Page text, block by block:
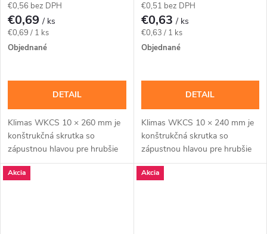
€0,56 bez DPH
€0,69/ ks
Jednotková
cena:
€0,69 / 1 ks
Objednané
DETAIL
Klimas WKCS 10 × 260 mm je
konštrukčná skrutka so
zápustnou hlavou pre hrubšie
trámy, krokvy a viacvrstvové
drevené zostavy, kde má hlava
€0,51 bez DPH
€0,63/ ks
Jednotková
cena:
€0,63 / 1 ks
Objednané
DETAIL
Klimas WKCS 10 × 240 mm je
konštrukčná skrutka so
zápustnou hlavou pre hrubšie
trámy, krokvy a viacvrstvové
drevené zostavy, kde má hlava
Akcia Akcia